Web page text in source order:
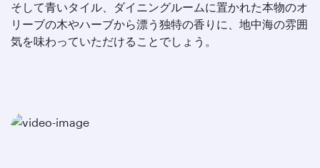
そして青いタイル、ダイニングルームに置かれた本物のオ
リーブの木やハーブから漂う独特の香りに、地中海の雰囲
気を味わっていただけることでしょう。